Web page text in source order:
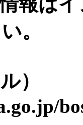
。
）